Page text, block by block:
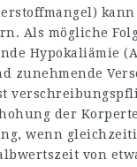
Als mögliche
Hypokaliämie
zunehmende
ist
der
wenn
von